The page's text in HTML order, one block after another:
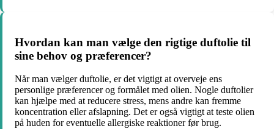
Hvordan kan man vælge den rigtige duftolie til
sine behov og præferencer?
Når man vælger duftolie, er det vigtigt at overveje ens
personlige præferencer og formålet med olien. Nogle duftolier
kan hjælpe med at reducere stress, mens andre kan fremme
koncentration eller afslapning. Det er også vigtigt at teste olien
på huden for eventuelle allergiske reaktioner før brug.